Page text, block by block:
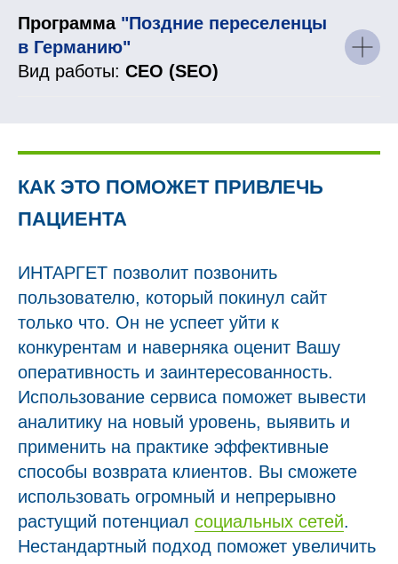
Программа "Поздние переселенцы
в Германию"
Вид работы: СЕО (SEO)
КАК ЭТО ПОМОЖЕТ ПРИВЛЕЧЬ
ПАЦИЕНТА
ИНТАРГЕТ позволит позвонить
пользователю, который покинул сайт
только что. Он не успеет уйти к
конкурентам и наверняка оценит Вашу
оперативность и заинтересованность.
Использование сервиса поможет вывести
аналитику на новый уровень, выявить и
применить на практике эффективные
способы возврата клиентов. Вы сможете
использовать огромный и непрерывно
растущий потенциал социальных сетей.
Нестандартный подход поможет увеличить